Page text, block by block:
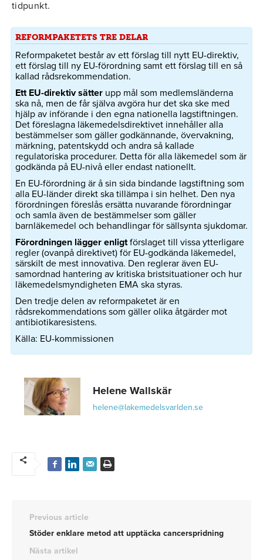
tidpunkt.
REFORMPAKETETS TRE DELAR
Reformpaketet består av ett förslag till nytt EU-direktiv,
ett förslag till ny EU-förordning samt ett förslag till en så
kallad rådsrekommendation.
Ett EU-direktiv sätter upp mål som medlemsländerna
ska nå, men de får själva avgöra hur det ska ske med
hjälp av införande i den egna nationella lagstiftningen.
Det föreslagna läkemedelsdirektivet innehåller alla
bestämmelser som gäller godkännande, övervakning,
märkning, patentskydd och andra så kallade
regulatoriska procedurer. Detta för alla läkemedel som är
godkända på EU-nivå eller endast nationellt.
En EU-förordning är å sin sida bindande lagstiftning som
alla EU-länder direkt ska tillämpa i sin helhet. Den nya
förordningen föreslås ersätta nuvarande förordningar
och samla även de bestämmelser som gäller
barnläkemedel och behandlingar för sällsynta sjukdomar.
Förordningen lägger enligtförslaget till vissa ytterligare
regler (ovanpå direktivet) för EU-godkända läkemedel,
särskilt de mest innovativa. Den reglerar även EU-
samordnad hantering av kritiska bristsituationer och hur
läkemedelsmyndigheten EMA ska styras.
Den tredje delen av reformpaketet är en
rådsrekommendations som gäller olika åtgärder mot
antibiotikaresistens.
Källa: EU-kommissionen
Helene Wallskär
helene@lakemedelsvarlden.se
Previous article
Stöder enklare metod att upptäcka cancerspridning
Nästa artikel